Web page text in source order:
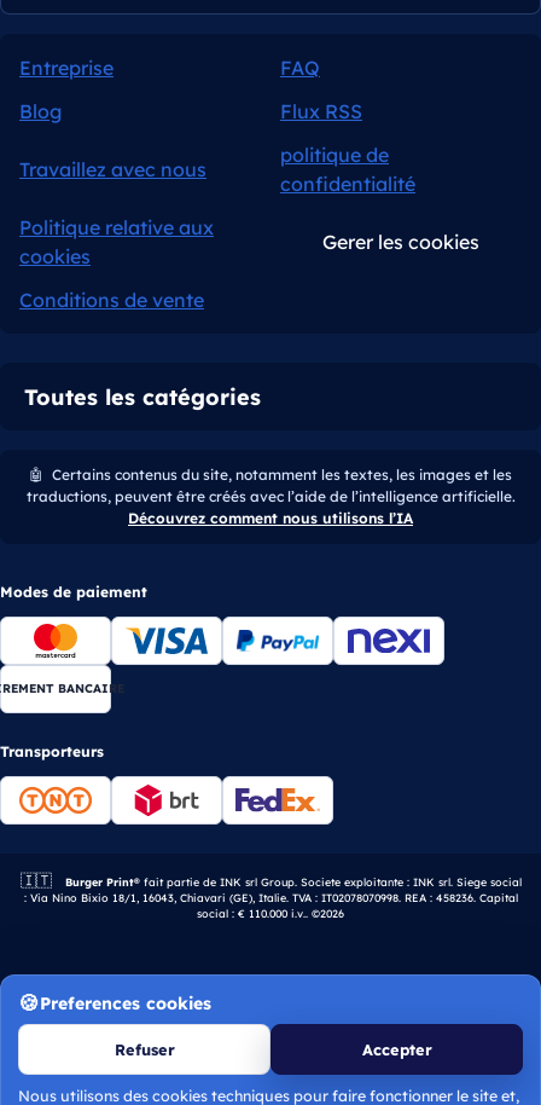
Entreprise
FAQ
Blog
Flux RSS
Travaillez avec nous
politique de
confidentialité
Politique relative aux
cookies
Gerer les cookies
Conditions de vente
Toutes les catégories
🤖 Certains contenus du site, notamment les textes, les images et les
traductions, peuvent être créés avec l’aide de l’intelligence artificielle.
Découvrez comment nous utilisons l’IA
Modes de paiement
BANCAIRE
Transporteurs
🇮🇹 Entreprise italienne.
Burger Print®fait partie de INK srl Group. Societe exploitante : INK srl. Siege social
: Via Nino Bixio 18/1, 16043, Chiavari (GE), Italie. TVA : IT02078070998. REA : 458236. Capital
social : € 110.000 i.v.. ©2026
Preferences cookies
Refuser Accepter
Nous utilisons des cookies techniques pour faire fonctionner le site et,